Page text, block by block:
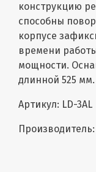
конструкцию
способны
корпусе
времени
мощности.
длинной 525 мм.
Артикул: LD-3AL